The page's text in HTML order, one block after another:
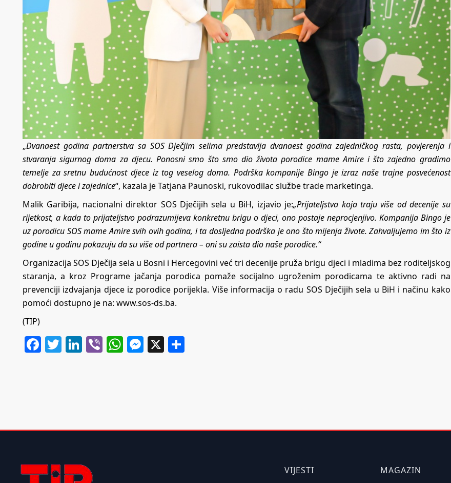
„Dvanaest godina partnerstva sa SOS Dječjim selima predstavlja dvanaest godina zajedničkog rasta, povjerenja i
stvaranja sigurnog doma za djecu. Ponosni smo što smo dio života porodice mame Amire i što zajedno gradimo
temelje za sretnu budućnost djece iz tog veselog doma. Podrška kompanije Bingo je izraz naše trajne posvećenost
dobrobiti djece i zajednice“, kazala je Tatjana Paunoski, rukovodilac službe trade marketinga.
Malik Garibija, nacionalni direktor SOS Dječijih sela u BiH, izjavio je:„Prijateljstva koja traju više od decenije su
rijetkost, a kada to prijateljstvo podrazumijeva konkretnu brigu o djeci, ono postaje neprocjenjivo. Kompanija Bingo je
uz porodicu SOS mame Amire svih ovih godina, i ta dosljedna podrška je ono što mijenja živote. Zahvaljujemo im što iz
godine u godinu pokazuju da su više od partnera – oni su zaista dio naše porodice.“
Organizacija SOS Dječija sela u Bosni i Hercegovini već tri decenije pruža brigu djeci i mladima bez roditeljskog
staranja, a kroz Programe jačanja porodica pomaže socijalno ugroženim porodicama te aktivno radi na
prevenciji izdvajanja djece iz porodice porijekla. Više informacija o radu SOS Dječijih sela u BiH i načinu kako
pomoći dostupno je na: www.sos-ds.ba.
(TIP)
Facebook
Twitter
LinkedIn
ViberWhatsApp
Messenger
X
VIJESTI MAGAZIN